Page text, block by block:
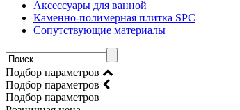
Аксессуары для ванной
Каменно-полимерная плитка SPC
Сопутствующие материалы
Подбор параметров
Подбор параметров
Подбор параметров